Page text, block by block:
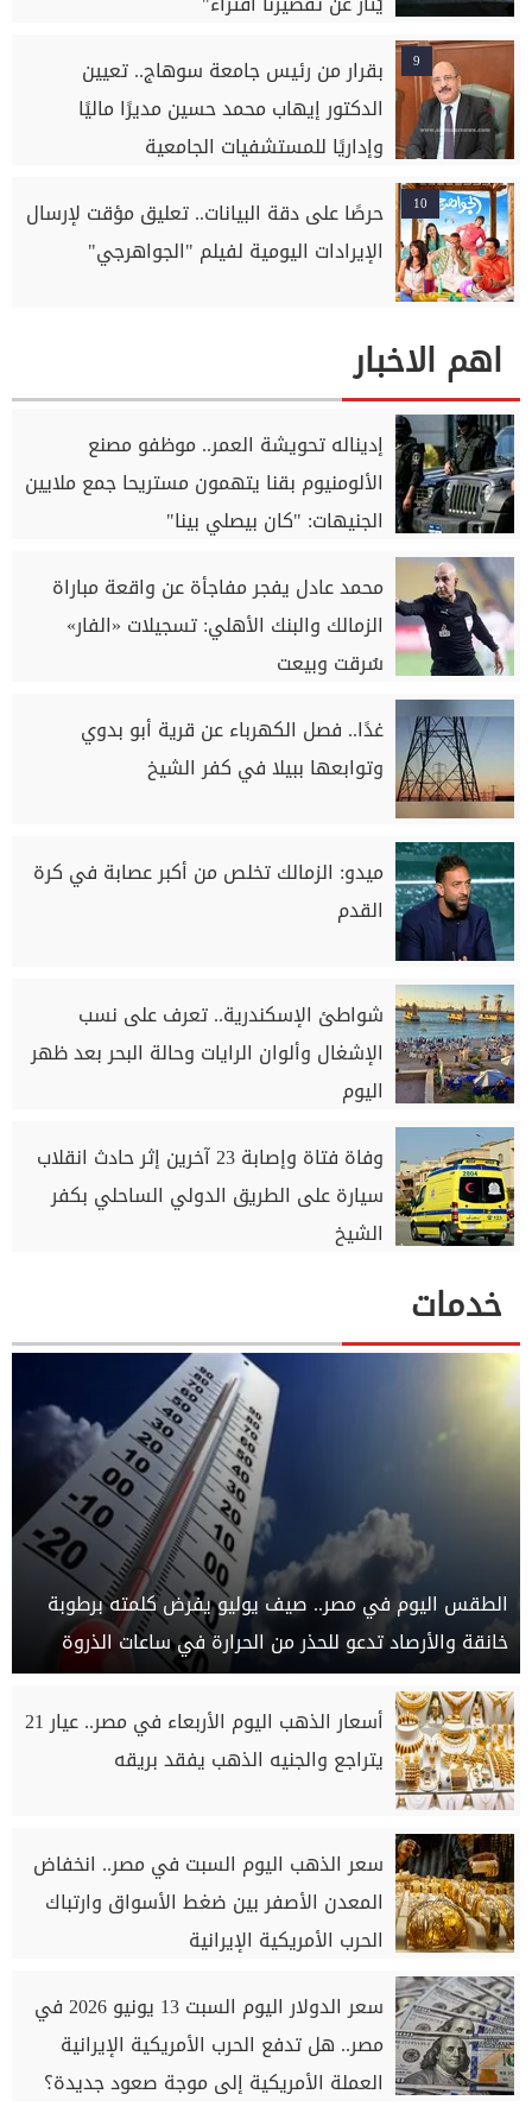
9
بقرار من رئيس جامعة سوهاج.. تعيين
الدكتور إيهاب محمد حسين مديرًا ماليًا
وإداريًا للمستشفيات الجامعية
10
حرصًا على دقة البيانات.. تعليق مؤقت لإرسال
الإيرادات اليومية لفيلم "الجواهرجي"
اهم الاخبار
إديناله تحويشة العمر.. موظفو مصنع
الألومنيوم بقنا يتهمون مستريحا جمع ملايين
الجنيهات: "كان بيصلي بينا"
محمد عادل يفجر مفاجأة عن واقعة مباراة
الزمالك والبنك الأهلي: تسجيلات «الفار»
سُرقت وبيعت
غدًا.. فصل الكهرباء عن قرية أبو بدوي
وتوابعها ببيلا في كفر الشيخ
ميدو: الزمالك تخلص من أكبر عصابة في كرة
القدم
شواطئ الإسكندرية.. تعرف على نسب
الإشغال وألوان الرايات وحالة البحر بعد ظهر
اليوم
وفاة فتاة وإصابة 23 آخرين إثر حادث انقلاب
سيارة على الطريق الدولي الساحلي بكفر
الشيخ
خدمات
الطقس اليوم في مصر.. صيف يوليو يفرض كلمته برطوبة
خانقة والأرصاد تدعو للحذر من الحرارة في ساعات الذروة
أسعار الذهب اليوم الأربعاء في مصر.. عيار 21
يتراجع والجنيه الذهب يفقد بريقه
سعر الذهب اليوم السبت في مصر.. انخفاض
المعدن الأصفر بين ضغط الأسواق وارتباك
الحرب الأمريكية الإيرانية
سعر الدولار اليوم السبت 13 يونيو 2026 في
مصر.. هل تدفع الحرب الأمريكية الإيرانية
العملة الأمريكية إلى موجة صعود جديدة؟